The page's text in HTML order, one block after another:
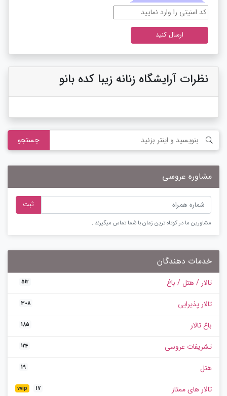
نظرات آرایشگاه زنانه زیبا کده بانو
جستجو
مشاوره عروسی
ثبت
مشاورین ما در کوتاه ترین زمان با شما تماس میگیرند .
خدمات دهندگان
تالار / هتل / باغ 512
تالار پذیرایی 308
باغ تالار 185
تشریفات عروسی 124
هتل 19
تالار های ممتاز vvip 17